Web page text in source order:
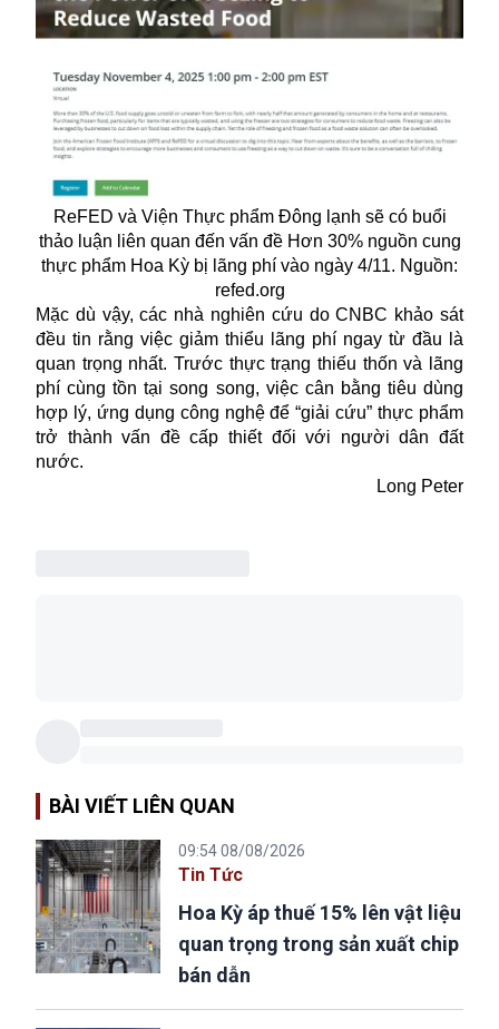
ReFED và Viện Thực phẩm Đông lạnh sẽ có buổi
thảo luận liên quan đến vấn đề Hơn 30% nguồn cung
thực phẩm Hoa Kỳ bị lãng phí vào ngày 4/11. Nguồn:
refed.org
Mặc dù vậy, các nhà nghiên cứu do CNBC khảo sát
đều tin rằng việc giảm thiểu lãng phí ngay từ đầu là
quan trọng nhất. Trước thực trạng thiếu thốn và lãng
phí cùng tồn tại song song, việc cân bằng tiêu dùng
hợp lý, ứng dụng công nghệ để “giải cứu” thực phẩm
trở thành vấn đề cấp thiết đối với người dân đất
nước.
Long Peter
BÀI VIẾT LIÊN QUAN
09:54 08/08/2026
Tin Tức
Hoa Kỳ áp thuế 15% lên vật liệu
quan trọng trong sản xuất chip
bán dẫn